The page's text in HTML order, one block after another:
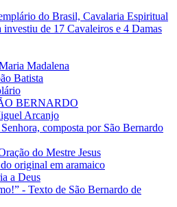
do Brasil, Cavalaria Espiritual
investiu de 17 Cavaleiros e 4 Damas
Madalena
Batista
BERNARDO
Arcanjo
composta por São Bernardo
do Mestre Jesus
original em aramaico
a Deus
- Texto de São Bernardo de